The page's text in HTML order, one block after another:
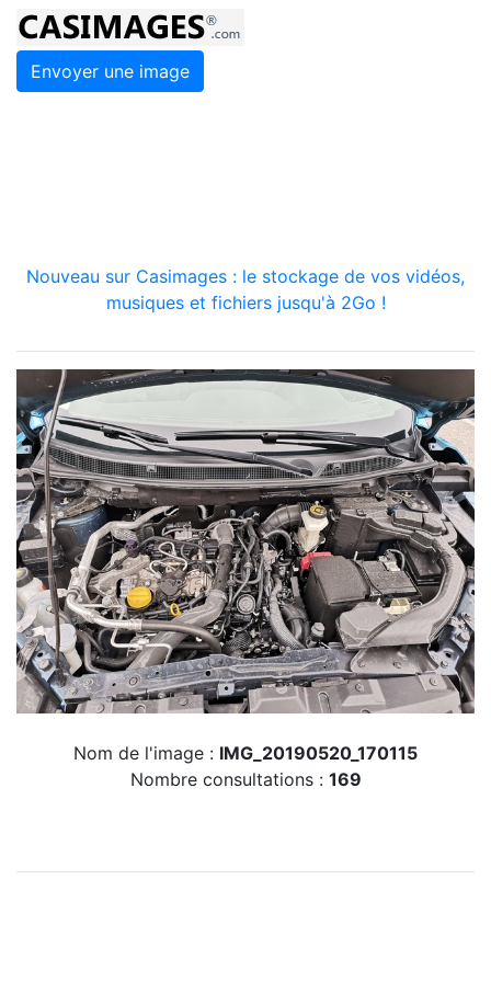
Envoyer une image
Nouveau sur Casimages : le stockage de vos vidéos,
musiques et fichiers jusqu'à 2Go !
Nom de l'image : IMG_20190520_170115
Nombre consultations : 169